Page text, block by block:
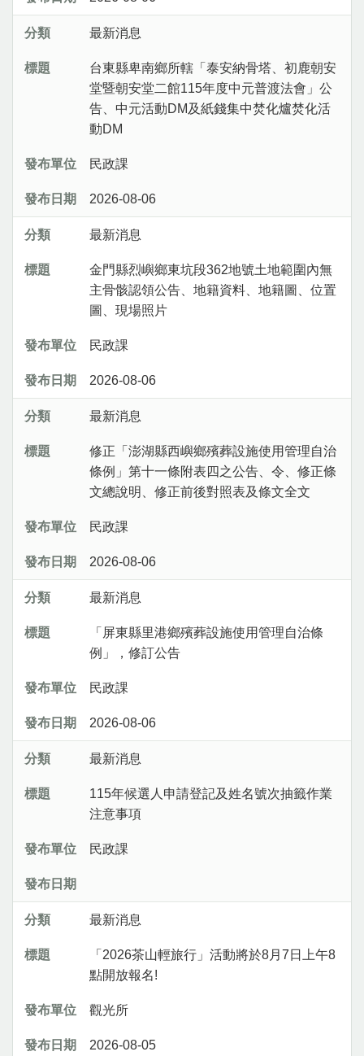
最新消息
台東縣卑南鄉所轄「泰安納骨塔、初鹿朝安
堂暨朝安堂二館115年度中元普渡法會」公
告、中元活動DM及紙錢集中焚化爐焚化活
動DM
民政課
2026-08-06
最新消息
金門縣烈嶼鄉東坑段362地號土地範圍內無
主骨骸認領公告、地籍資料、地籍圖、位置
圖、現場照片
民政課
2026-08-06
最新消息
修正「澎湖縣西嶼鄉殯葬設施使用管理自治
條例」第十一條附表四之公告、令、修正條
文總說明、修正前後對照表及條文全文
民政課
2026-08-06
最新消息
「屏東縣里港鄉殯葬設施使用管理自治條
例」，修訂公告
民政課
2026-08-06
最新消息
115年候選人申請登記及姓名號次抽籤作業
注意事項
民政課
最新消息
「2026茶山輕旅行」活動將於8月7日上午8
點開放報名!
觀光所
2026-08-05